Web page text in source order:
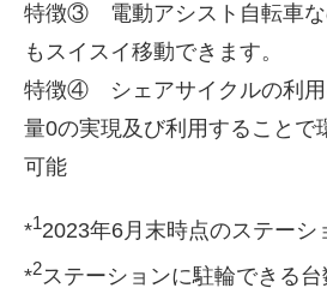
特徴③ 電動アシスト自転車な
もスイスイ移動できます。
特徴④ シェアサイクルの利用
量0の実現及び利用することで
可能
*12023年6 月末時点のステーシ
*2ステーションに駐輪できる